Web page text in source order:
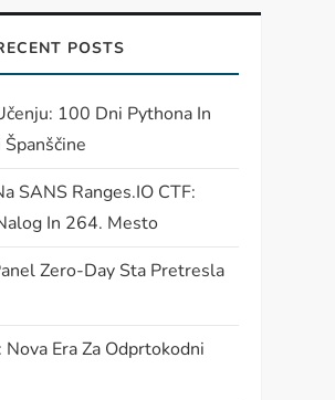
POSTS
100 Dni Pythona In
SANS Ranges.IO CTF:
In 264. Mesto
Zero-Day Sta Pretresla
Era Za Odprtokodni